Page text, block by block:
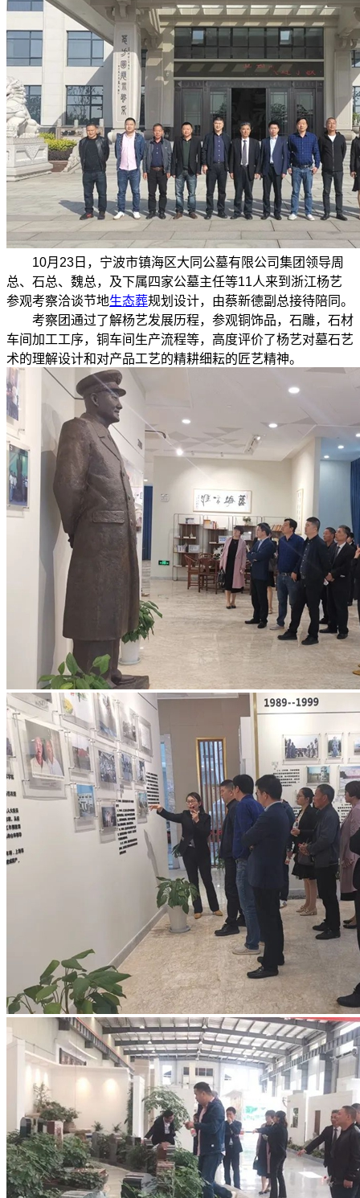
10月23日，宁波市镇海区大同公墓有限公司集团领导周
总、石总、魏总，及下属四家公墓主任等11人来到浙江杨艺
参观考察洽谈节地生态葬规划设计，由蔡新德副总接待陪同。
考察团通过了解杨艺发展历程，参观铜饰品，石雕，石材
车间加工工序，铜车间生产流程等，高度评价了杨艺对墓石艺
术的理解设计和对产品工艺的精耕细耘的匠艺精神。